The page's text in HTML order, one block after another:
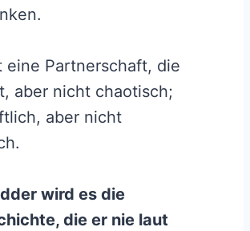
eine Partnerschaft, die
aber nicht chaotisch;
aber nicht
wird es die
die er nie laut